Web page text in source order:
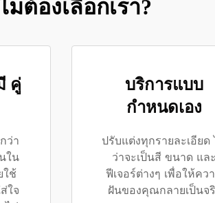
มต้องเลือกเรา?
คู่
ว่า
ใน
ช้
ใจ
บริการแบบ
กำหนดเอง
ปรับแต่งทุกรายละเอียด
ว่าจะเป็นสี ขนาด และ
ฟีเจอร์ต่างๆ เพื่อให้คว
ฝันของคุณกลายเป็นจ